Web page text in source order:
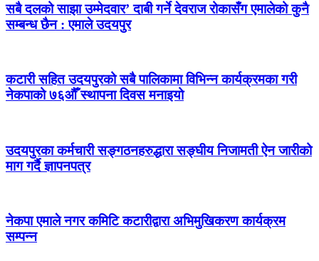
सबै दलको साझा उम्मेदवार’ दाबी गर्ने देवराज रोकासँग एमालेको कुनै
सम्बन्ध छैन : एमाले उदयपुर
कटारी सहित उदयपुरको सबै पालिकामा विभिन्न कार्यक्रमका गरी
नेकपाको ७६औँ स्थापना दिवस मनाइयो
उदयपुरका कर्मचारी सङ्गठनहरुद्धारा सङ्घीय निजामती ऐन जारीको
माग गर्दै ज्ञापनपत्र
नेकपा एमाले नगर कमिटि कटारीद्वारा अभिमुखिकरण कार्यक्रम
सम्पन्न